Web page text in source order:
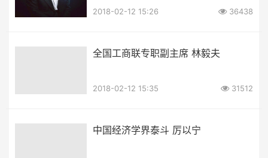
2018-02-12 15:26 36438
全国工商联专职副主席 林毅夫
2018-02-12 15:35 31512
中国经济学界泰斗 厉以宁